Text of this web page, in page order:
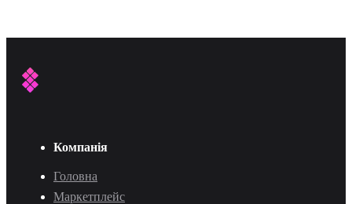
Компанія
Головна
Маркетплейс